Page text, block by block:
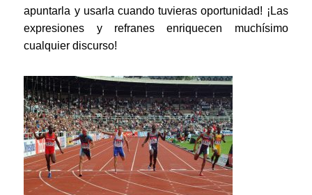
apuntarla y usarla cuando tuvieras oportunidad! ¡Las
expresiones y refranes enriquecen muchísimo
cualquier discurso!